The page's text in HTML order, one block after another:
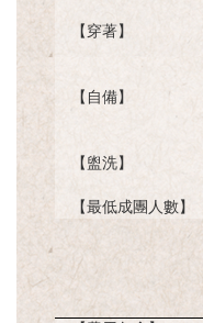
【穿著】
【自備】
【盥洗】
【最低成團人數】